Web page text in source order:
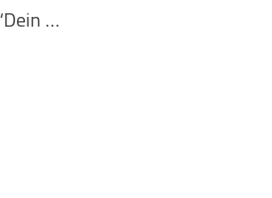
Traumkissen “Dein Schutzengel” von räder